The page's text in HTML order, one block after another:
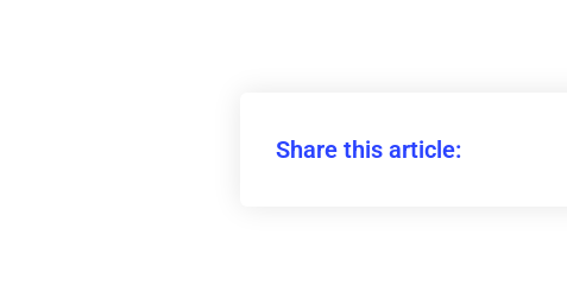
Share this article: